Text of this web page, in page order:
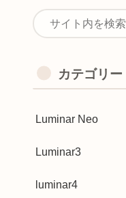
カテゴリー
Luminar Neo
Luminar3
luminar4